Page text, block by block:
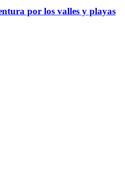
por los valles y playas